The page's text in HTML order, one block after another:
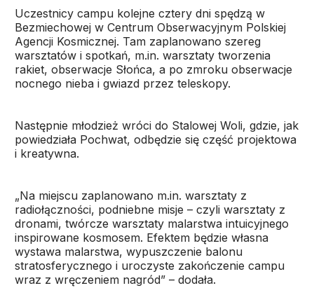
Uczestnicy campu kolejne cztery dni spędzą w
Bezmiechowej w Centrum Obserwacyjnym Polskiej
Agencji Kosmicznej. Tam zaplanowano szereg
warsztatów i spotkań, m.in. warsztaty tworzenia
rakiet, obserwacje Słońca, a po zmroku obserwacje
nocnego nieba i gwiazd przez teleskopy.
Następnie młodzież wróci do Stalowej Woli, gdzie, jak
powiedziała Pochwat, odbędzie się część projektowa
i kreatywna.
„Na miejscu zaplanowano m.in. warsztaty z
radiołączności, podniebne misje – czyli warsztaty z
dronami, twórcze warsztaty malarstwa intuicyjnego
inspirowane kosmosem. Efektem będzie własna
wystawa malarstwa, wypuszczenie balonu
stratosferycznego i uroczyste zakończenie campu
wraz z wręczeniem nagród” – dodała.